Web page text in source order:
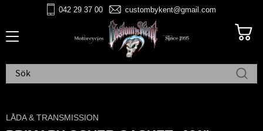
042 29 37 00 custombykent@gmail.com
LÅDA & TRANSMISSION